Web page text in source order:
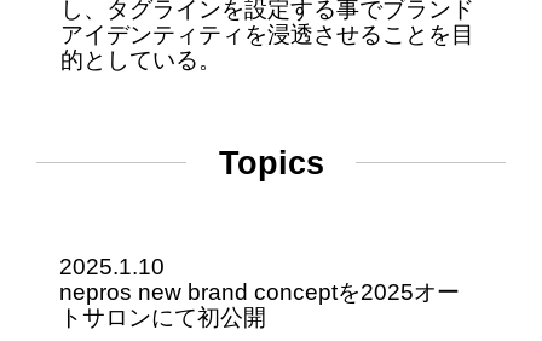
し、タグラインを設定する事でブランド
アイデンティティを浸透させることを目
的としている。
Topics
2025.1.10
nepros new brand conceptを2025オー
トサロンにて初公開